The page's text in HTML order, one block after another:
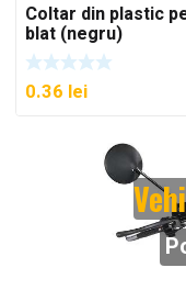
Coltar din plastic
blat (negru)
0.36 lei